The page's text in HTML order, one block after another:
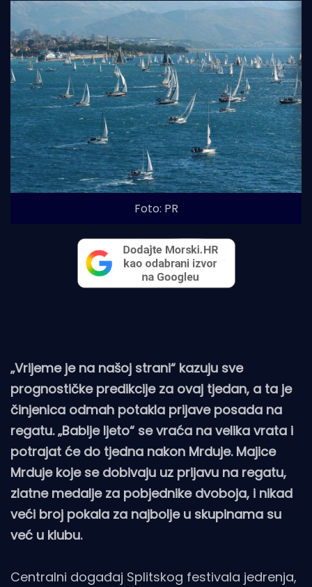
Tradicija i kultura
Foto: PR
„Vrijeme je na našoj strani“ kazuju sve
prognostičke predikcije za ovaj tjedan, a ta je
činjenica odmah potakla prijave posada na
regatu. „Bablje ljeto“ se vraća na velika vrata i
potrajat će do tjedna nakon Mrduje. Majice
Mrduje koje se dobivaju uz prijavu na regatu,
zlatne medalje za pobjednike dvoboja, i nikad
veći broj pokala za najbolje u skupinama su
već u klubu.
Centralni događaj Splitskog festivala jedrenja,